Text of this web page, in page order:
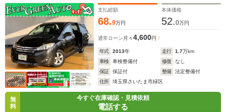
モード付AT
支払総額
68.9万円
本体価格
52.0万円
通常ローン 月々4,600円
年式 2013年 走行 1.7万km
車検
車検整備付 修復
なし
保証
保証付 整備
法定整備付
住所
埼玉県さいたま市緑区
無
料
今すぐ在庫確認・見積依頼
電話する